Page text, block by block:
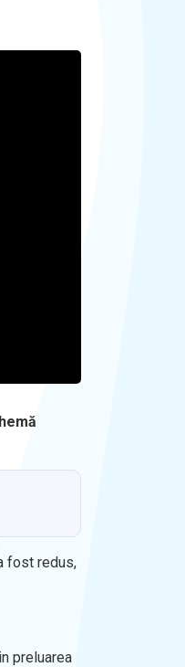
fost redus,
preluarea